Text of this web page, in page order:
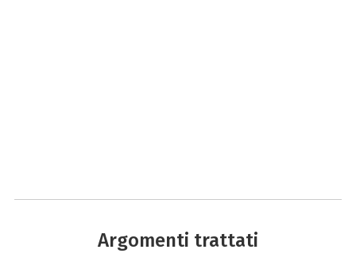
Argomenti trattati